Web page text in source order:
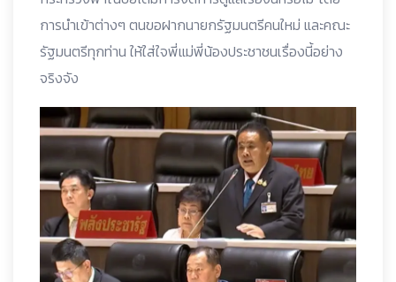
การนำเข้าต่างๆ ตนขอฝากนายกรัฐมนตรีคนใหม่ และคณะ
รัฐมนตรีทุกท่าน ให้ใส่ใจพี่แม่พี่น้องประชาชนเรื่องนี้อย่าง
จริงจัง